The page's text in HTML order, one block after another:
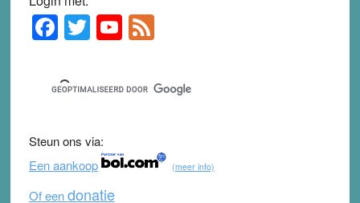
Primary
Sidebar
F
a
c
e
b
o
o
T
wi
tt
er
Y
o
u
T
b
e
F
e
d
Steun ons via:
Een aankoop
(meer info)
Of eendonatie